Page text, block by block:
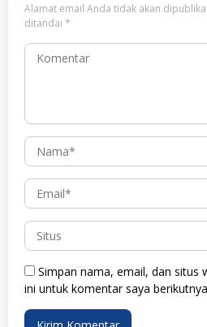
Alamat email Anda tidak akan
ditandai *
Simpan nama, email, dan situs
ini untuk komentar saya